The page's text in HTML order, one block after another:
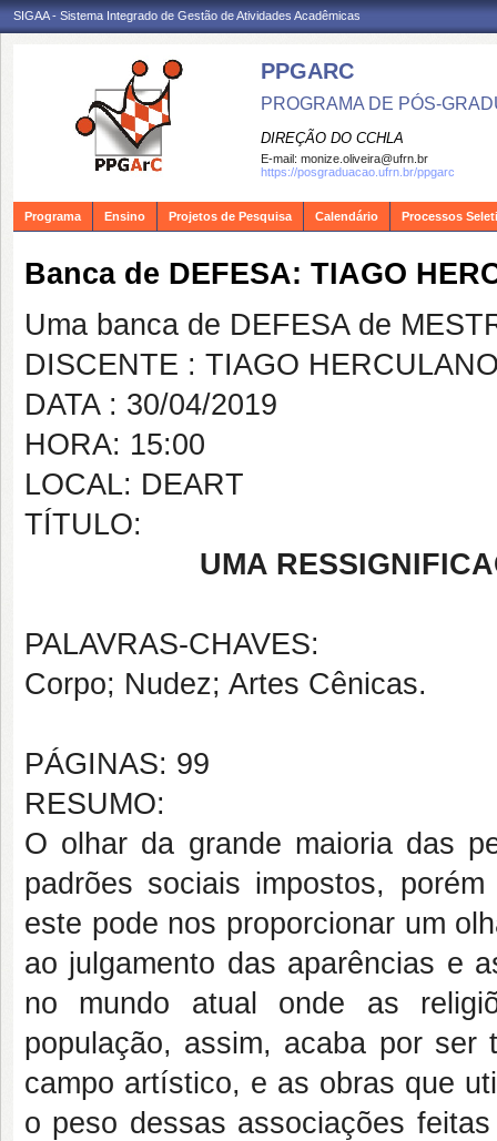
SIGAA - Sistema Integrado de Gestão de Atividades Acadêmicas
PPGARC
PROGRAMA DE PÓS-
DIREÇÃO DO CCHLA
E-mail: monize.oliveira@ufrn.br
https://posgraduacao.ufrn.br/ppgarc
Programa Ensino Projetos de Pesquisa Calendário Processos
Banca de DEFESA: TIAGO
Uma banca de DEFESA de
DISCENTE : TIAGO
DATA : 30/04/2019
HORA: 15:00
LOCAL: DEART
TÍTULO:
UMA
PALAVRAS-CHAVES:
Corpo; Nudez; Artes Cênicas.
PÁGINAS: 99
RESUMO:
O olhar da grande maioria das
padrões sociais impostos,
este pode nos proporcionar um
ao julgamento das aparências e
no mundo atual onde as
população, assim, acaba por ser
campo artístico, e as obras que
o peso dessas associações